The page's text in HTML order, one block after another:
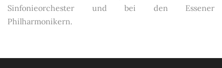
Sinfonieorchester und bei den Essener
Philharmonikern.